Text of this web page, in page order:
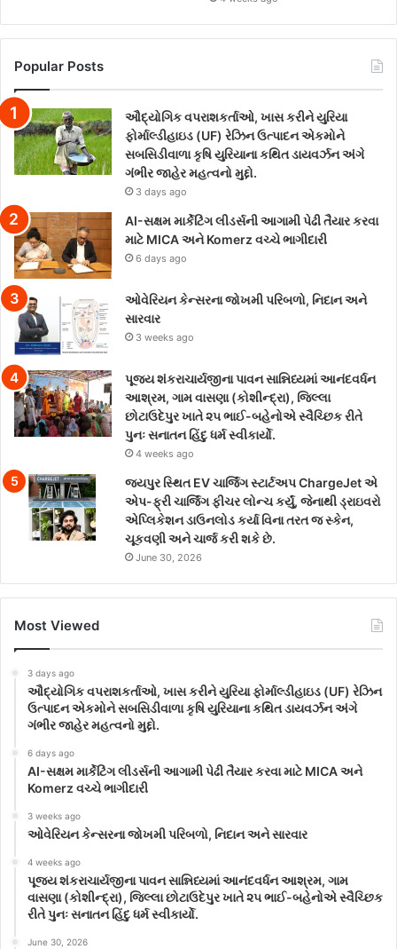
Popular Posts
ઔદ્યોગિક વપરાશકર્તાઓ, ખાસ કરીને યુરિયા
ફોર્માલ્ડીહાઇડ (UF) રેઝિન ઉત્પાદન એકમોને
સબસિડીવાળા કૃષિ યુરિયાના કથિત ડાયવર્ઝન અંગે
ગંભીર જાહેર મહત્વનો મુદ્દો.
3 days ago
AI-સક્ષમ માર્કેટિંગ લીડર્સની આગામી પેઢી તૈયાર કરવા
માટે MICA અને Komerz વચ્ચે ભાગીદારી
6 days ago
ઓવેરિયન કેન્સરના જોખમી પરિબળો, નિદાન અને
સારવાર
3 weeks ago
પૂજ્ય શંકરાચાર્યજીના પાવન સાન્નિધ્યમાં આનંદવર્ધન
આશ્રમ, ગામ વાસણા (કોશીન્દ્રા), જિલ્લા
છોટાઉદેપુર ખાતે ૨૫ ભાઈ-બહેનોએ સ્વૈચ્છિક રીતે
પુનઃ સનાતન હિંદુ ધર્મ સ્વીકાર્યો.
4 weeks ago
જયપુર સ્થિત EV ચાર્જિંગ સ્ટાર્ટઅપ ChargeJet એ
એપ-ફ્રી ચાર્જિંગ ફીચર લોન્ચ કર્યું, જેનાથી ડ્રાઇવરો
એપ્લિકેશન ડાઉનલોડ કર્યા વિના તરત જ સ્કેન,
ચૂકવણી અને ચાર્જ કરી શકે છે.
June 30, 2026
Most Viewed
3 days ago
ઔદ્યોગિક વપરાશકર્તાઓ, ખાસ કરીને યુરિયા ફોર્માલ્ડીહાઇડ (UF) રેઝિન
ઉત્પાદન એકમોને સબસિડીવાળા કૃષિ યુરિયાના કથિત ડાયવર્ઝન અંગે
ગંભીર જાહેર મહત્વનો મુદ્દો.
6 days ago
AI-સક્ષમ માર્કેટિંગ લીડર્સની આગામી પેઢી તૈયાર કરવા માટે MICA અને
Komerz વચ્ચે ભાગીદારી
3 weeks ago
ઓવેરિયન કેન્સરના જોખમી પરિબળો, નિદાન અને સારવાર
4 weeks ago
પૂજ્ય શંકરાચાર્યજીના પાવન સાન્નિધ્યમાં આનંદવર્ધન આશ્રમ, ગામ
વાસણા (કોશીન્દ્રા), જિલ્લા છોટાઉદેપુર ખાતે ૨૫ ભાઈ-બહેનોએ સ્વૈચ્છિક
રીતે પુનઃ સનાતન હિંદુ ધર્મ સ્વીકાર્યો.
June 30, 2026